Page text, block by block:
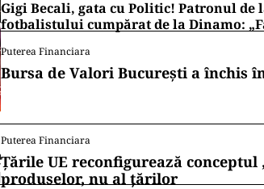
Gigi Becali, gata cu Politic! Patronul de
fotbalistului cumpărat de la Dinamo:
Puterea Financiara
Bursa de Valori București a închis
Puterea Financiara
Țările UE reconfigurează
produselor, nu al țărilor